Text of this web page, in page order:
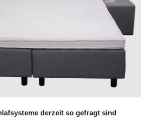
derzeit so gefragt sind